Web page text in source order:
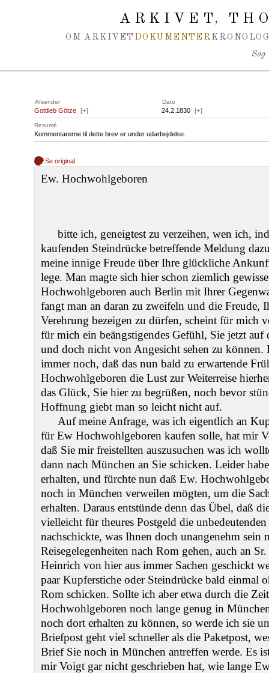
ARKIVET,
OM ARKIVET DOKUMENTER
Søg
Afsender Dato
Gottlieb Götze [+] 24.2.1830 [+]
Resumé
Kommentarerne til dette brev er under udarbejdelse.
Se original
Ew. Hochwohlgeboren
bitte ich, geneigtest zu verzeihen, wen ich,
kaufenden Steindrücke betreffende Meldung
meine innige Freude über Ihre glückliche
lege. Man magte sich hier schon ziemlich
Hochwohlgeboren auch Berlin mit Ihrer
fangt man an daran zu zweifeln und die Freude,
Verehrung bezeigen zu dürfen, scheint für mich
für mich ein beängstigendes Gefühl, Sie jetzt auf
und doch nicht von Angesicht sehen zu können.
immer noch, daß das nun bald zu erwartende
Hochwohlgeboren die Lust zur Weiterreise
das Glück, Sie hier zu begrüßen, noch bevor
Hoffnung giebt man so leicht nicht auf.
Auf meine Anfrage, was ich eigentlich an
für Ew Hochwohlgeboren kaufen solle, hat mir
daß Sie mir freistellten auszusuchen was ich
dann nach München an Sie schicken. Leider
erhalten, und fürchte nun daß Ew.
noch in München verweilen mögten, um die
erhalten. Daraus entstünde denn das Übel, daß
vielleicht für theures Postgeld die
nachschickte, was Ihnen doch unangenehm
Reisegelegenheiten nach Rom gehen, auch an
Heinrich von hier aus immer Sachen geschickt
paar Kupferstiche oder Steindrücke bald einmal
Rom schicken. Sollte ich aber etwa durch die
Hochwohlgeboren noch lange genug in
noch dort erhalten zu können, so werde ich sie
Briefpost geht viel schneller als die Paketpost,
Brief Sie noch in München antreffen werde. Es
mir Voigt gar nicht geschrieben hat, wie lange